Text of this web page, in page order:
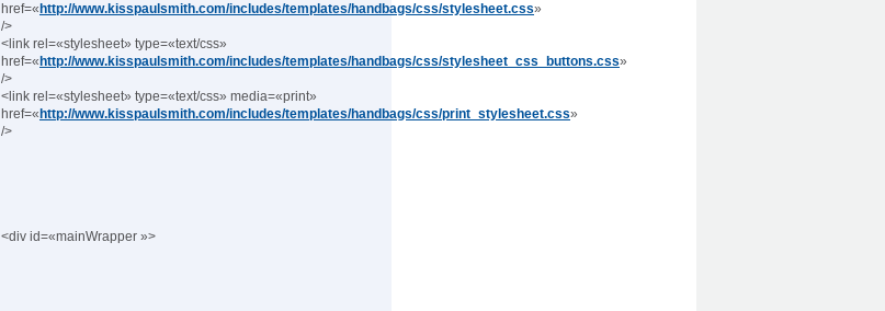
href=« http://www.kisspaulsmith.com/includes/templates/handbags/css/stylesheet.css»
/>
<link rel=«stylesheet» type=«text/css»
href=« http://www.kisspaulsmith.com/includes/templates/handbags/css/stylesheet_css_buttons.css»
/>
<link rel=«stylesheet» type=«text/css» media=«print»
href=« http://www.kisspaulsmith.com/includes/templates/handbags/css/print_stylesheet.css»
/>
<div id=«mainWrapper »>